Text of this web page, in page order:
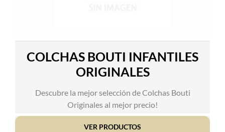
COLCHAS BOUTI INFANTILES
ORIGINALES
Descubre la mejor selección de Colchas Bouti
Originales al mejor precio!
VER PRODUCTOS